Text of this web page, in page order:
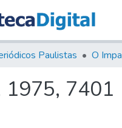
Paulistas O
1975, 7401